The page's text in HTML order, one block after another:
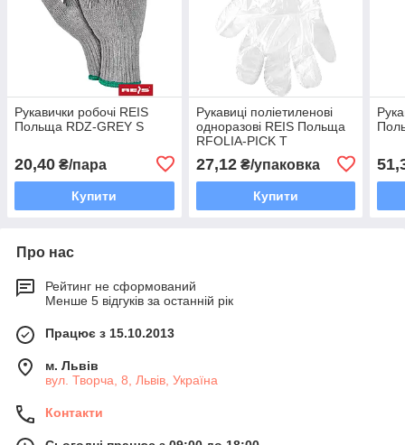
Рукавички робочі REIS
Польща RDZ-GREY S
20,40 ₴/пара
Купити
Рукавиці поліетиленові
одноразові REIS Польща
RFOLIA-PICK T
27,12₴/упаковка
Купити
Про нас
Рейтинг не сформований
Менше 5 відгуків за останній рік
Працює з 15.10.2013
м. Львів
вул. Творча, 8, Львів, Україна
Контакти